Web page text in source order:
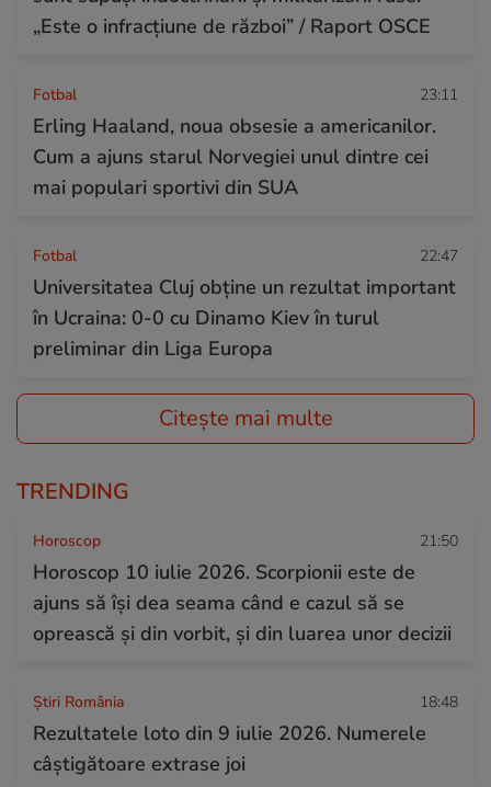
„Este o infracțiune de război” / Raport OSCE
Fotbal 23:11
Erling Haaland, noua obsesie a americanilor.
Cum a ajuns starul Norvegiei unul dintre cei
mai populari sportivi din SUA
Fotbal 22:47
Universitatea Cluj obține un rezultat important
în Ucraina: 0-0 cu Dinamo Kiev în turul
preliminar din Liga Europa
Citește mai multe
TRENDING
Horoscop 21:50
Horoscop 10 iulie 2026. Scorpionii este de
ajuns să își dea seama când e cazul să se
oprească și din vorbit, și din luarea unor decizii
Știri România 18:48
Rezultatele loto din 9 iulie 2026. Numerele
câștigătoare extrase joi